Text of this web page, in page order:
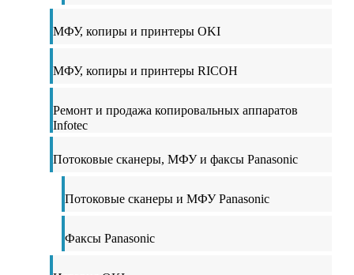
МФУ, копиры и принтеры OKI
МФУ, копиры и принтеры RICOH
Ремонт и продажа копировальных аппаратов
Infotec
Потоковые сканеры, МФУ и факсы Panasonic
Потоковые сканеры и МФУ Panasonic
Факсы Panasonic